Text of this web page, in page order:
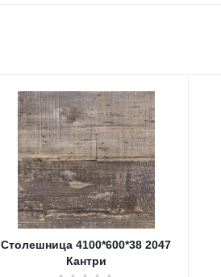
Столешница 4100*600*38 2047
Кантри